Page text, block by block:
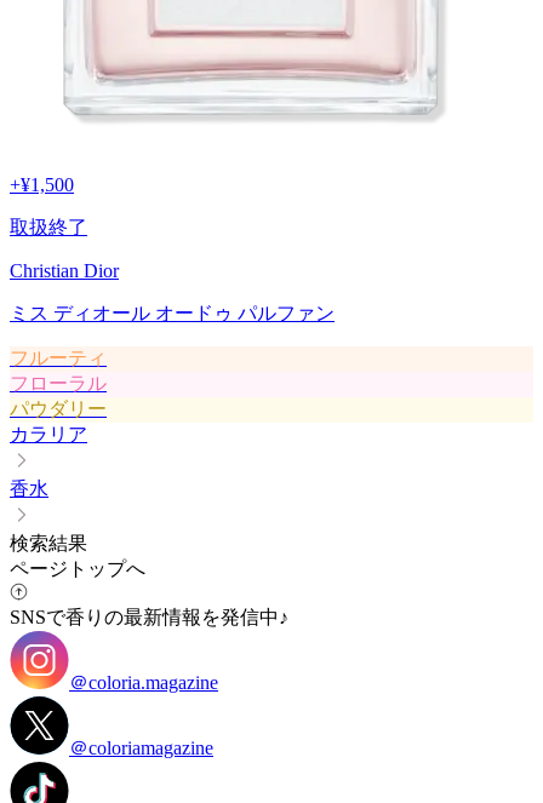
+¥1,500
取扱終了
Christian Dior
ミス ディオール オードゥ パルファン
フルーティ
フローラル
パウダリー
カラリア
香水
検索結果
ページトップへ
SNSで香りの最新情報を発信中♪
＠coloria.magazine
＠coloriamagazine